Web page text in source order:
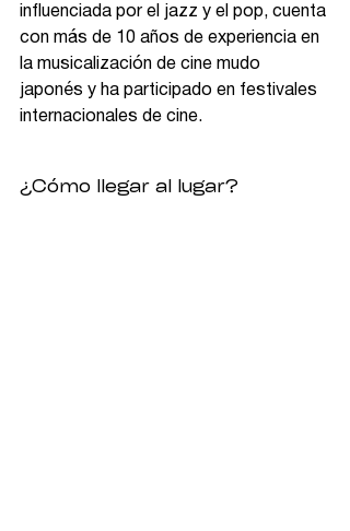
influenciada por el jazz y el pop, cuenta
con más de 10 años de experiencia en
la musicalización de cine mudo
japonés y ha participado en festivales
internacionales de cine. ​
¿Cómo llegar al lugar?